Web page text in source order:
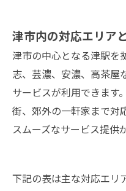
津市内の対応エリア
津市の中心となる津駅を
志、芸濃、安濃、高茶屋
サービスが利用できます
街、郊外の一軒家まで対
スムーズなサービス提供
下記の表は主な対応エリ